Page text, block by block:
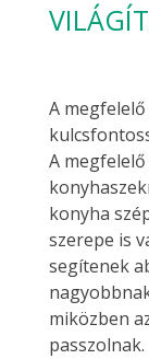
A
A
konyha
szerepe is
segítenek
miközben
passzolnak.